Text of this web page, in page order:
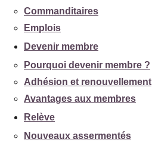
Commanditaires
Emplois
Devenir membre
Pourquoi devenir membre ?
Adhésion et renouvellement
Avantages aux membres
Relève
Nouveaux assermentés